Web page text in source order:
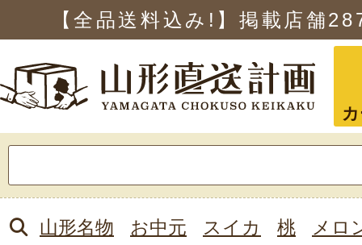
【全品送料込み!】掲載店舗
索:
山形名物 お中元 スイカ 桃 メロ